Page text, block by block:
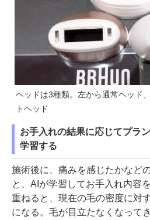
ヘッドは3種類。左から通常ヘッド
トヘッド
お手入れの結果に応じてプラ
学習する
施術後に、痛みを感じたかなど
と、AIが学習してお手入れ内容
重ねると、現在の毛の密度に対
になる。毛が目立たなくなって